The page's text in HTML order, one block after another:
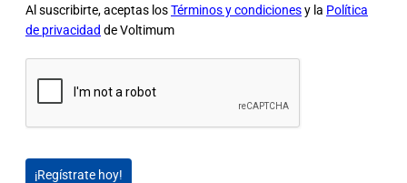
Al suscribirte, aceptas losTérminos y condicionesy la Política
de privacidad de Voltimum
¡Regístrate hoy!